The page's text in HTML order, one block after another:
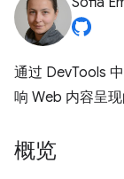
通过 DevTools 中
响 Web 内容呈现
概览